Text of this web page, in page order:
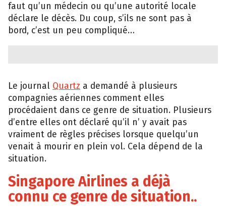
faut qu’un médecin ou qu’une autorité locale
déclare le décès. Du coup, s’ils ne sont pas à
bord, c’est un peu compliqué…
Le journal Quartz a demandé à plusieurs
compagnies aériennes comment elles
procédaient dans ce genre de situation. Plusieurs
d’entre elles ont déclaré qu’il n’ y avait pas
vraiment de règles précises lorsque quelqu’un
venait à mourir en plein vol. Cela dépend de la
situation.
Singapore Airlines a déjà
connu ce genre de situation..